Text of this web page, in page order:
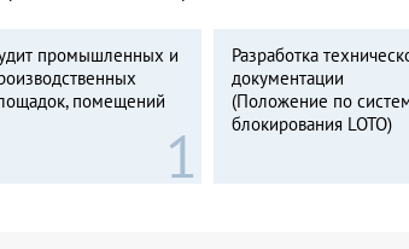
промышленных и
помещений
Разработка
документации
(Положение по
блокирования LOTO)